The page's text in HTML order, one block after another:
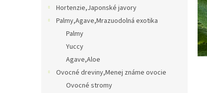
Hortenzie,Japonské javory
Palmy,Agave,Mrazuodolná exotika
Palmy
Yuccy
Agave,Aloe
Ovocné dreviny,Menej známe ovocie
Ovocné stromy